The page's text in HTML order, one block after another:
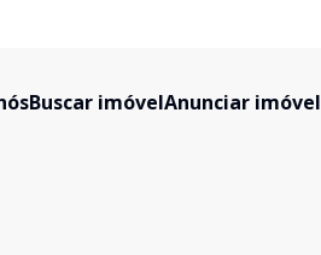
Buscar imóvelAnunciar imóvel